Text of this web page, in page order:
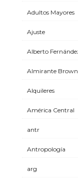
Adultos Mayores
Ajuste
Alberto
Almirante Brown
Alquileres
América Central
antr
Antropología
arg